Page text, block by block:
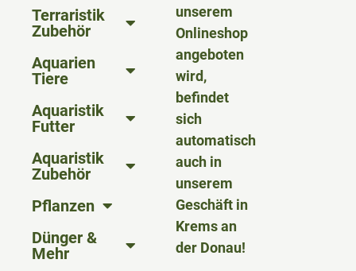
Terraristik
Zubehör
Aquarien
Tiere
Aquaristik
Futter
Aquaristik
Zubehör
Pflanzen
Dünger &
Mehr
unserem
Onlineshop
angeboten
wird,
befindet
sich
automatisch
auch in
unserem
Geschäft in
Krems an
der Donau!